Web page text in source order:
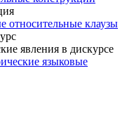
относительные клаузы
явления в дискурсе
языковые